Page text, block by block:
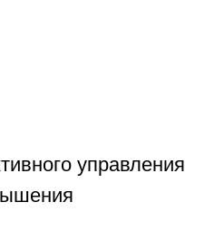
управления